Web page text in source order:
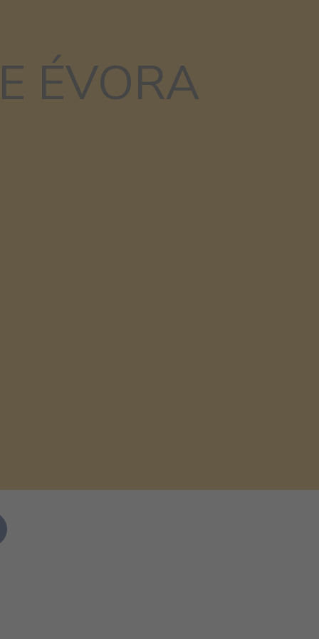
ÉVORA